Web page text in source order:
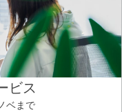
ビス
ベまで